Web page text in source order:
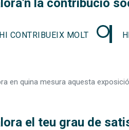
la contribució
HI CONTRIBUEIX MOLT
en quina mesura aquesta
el teu grau de